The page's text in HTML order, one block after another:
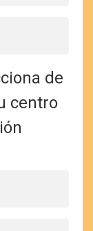
de
centro